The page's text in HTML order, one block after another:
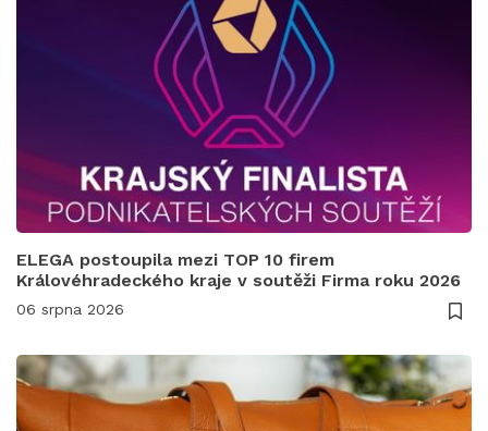
ELEGA postoupila mezi TOP 10 firem
Královéhradeckého kraje v soutěži Firma roku 2026
06 srpna 2026